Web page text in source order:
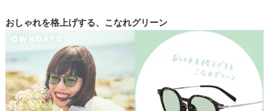
おしゃれを格上げする、こなれグリーン